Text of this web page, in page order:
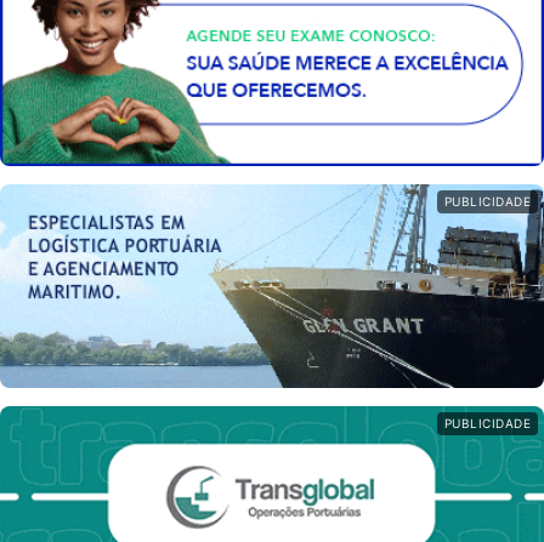
PUBLICIDADE
PUBLICIDADE